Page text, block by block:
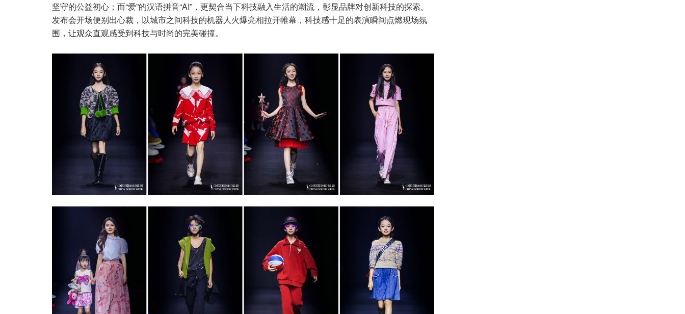
坚守的公益初心；而“爱”的汉语拼音“AI”，更契合当下科技融入生活的潮流，彰显品牌对创新科技的探索。
发布会开场便别出心裁，以城市之间科技的机器人火爆亮相拉开帷幕，科技感十足的表演瞬间点燃现场氛
围，让观众直观感受到科技与时尚的完美碰撞。